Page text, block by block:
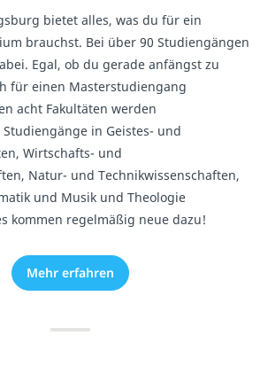
bietet alles, was du für ein
brauchst. Bei über 90 Studiengängen
Egal, ob du gerade anfängst zu
für einen Masterstudiengang
acht Fakultäten werden
in Geistes- und
Wirtschafts- und
Natur- und Technikwissenschaften,
und Musik und Theologie
kommen regelmäßig neue dazu!
Mehr erfahren